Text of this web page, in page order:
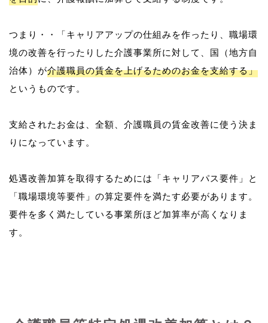
つまり・・「キャリアアップの仕組みを作ったり、職場環
境の改善を行ったりした介護事業所に対して、国（地方自
治体）が介護職員の賃金を上げるためのお金を支給する」
というものです。
支給されたお金は、全額、介護職員の賃金改善に使う決ま
りになっています。
処遇改善加算を取得するためには「キャリアパス要件」と
「職場環境等要件」の算定要件を満たす必要があります。
要件を多く満たしている事業所ほど加算率が高くなりま
す。